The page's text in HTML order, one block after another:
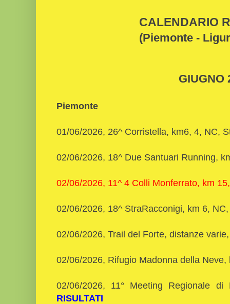
CALENDARIO
(Piemonte -
GIUGNO
Piemonte
01/06/2026, 26^ Corristella, km6, 4, NC,
02/06/2026, 18^ Due Santuari Running,
02/06/2026, 11^ 4 Colli Monferrato, km
02/06/2026, 18^ StraRacconigi, km 6,
02/06/2026, Trail del Forte, distanze
02/06/2026, Rifugio Madonna della
02/06/2026, 11° Meeting Regionale di
RISULTATI